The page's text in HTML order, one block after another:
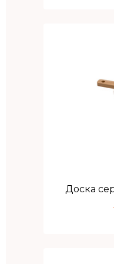
Доска